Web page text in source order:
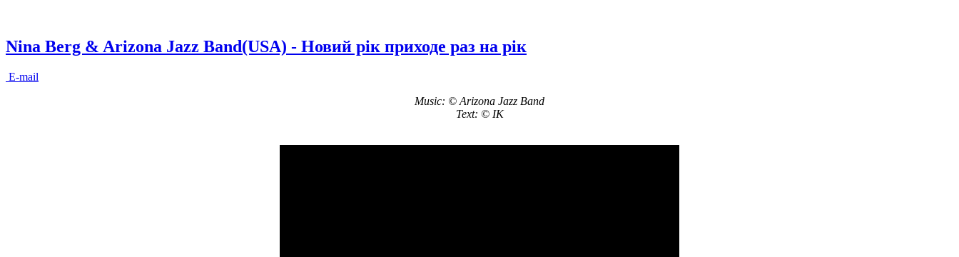
Nina Berg & Arizona Jazz Band(USA) - Новий рік приходе раз на рік
E-mail
Music: © Arizona Jazz Band
Text: © IK